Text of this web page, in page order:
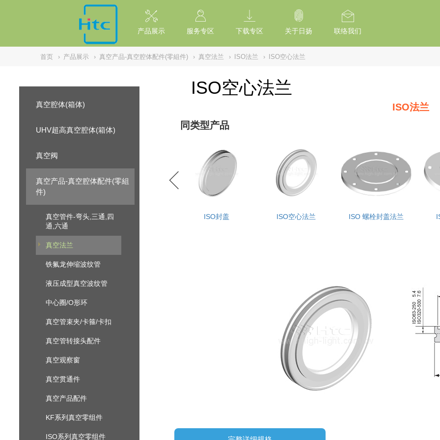
// replaced by scott on 2026/7/20 reason: high risk: Unsafe Implementation Of Subresource Integrity /*
产品展示 服务专区 下载专区 关于日扬 联络我们
首页 › 产品展示 › 真空产品-真空腔体配件(零組件) › 真空法兰 › ISO法兰 › ISO空心法兰
真空腔体(箱体)
UHV超高真空腔体(箱体)
真空阀
真空产品-真空腔体配件(零組
件)
真空管件-弯头,三通,四
通,六通
真空法兰
铁氟龙伸缩波纹管
液压成型真空波纹管
中心圈/O形环
真空管束夹/卡箍/卡扣
真空管转接头配件
真空观察窗
真空贯通件
真空产品配件
KF系列真空零组件
ISO系列真空零组件
ISO空心法兰
ISO法兰
同类型产品
ISO封盖 ISO空心法兰 ISO 螺栓封盖法兰